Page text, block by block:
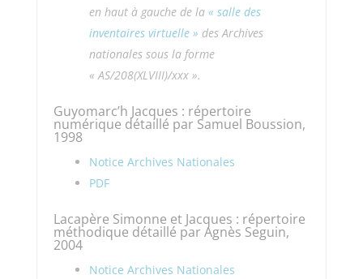
en haut à gauche de la « salle des
inventaires virtuelle » des Archives
nationales sous la forme
« AS/208(XLVIII)/xxx ».
Guyomarc’h Jacques : répertoire
numérique détaillé par Samuel Boussion,
1998
Notice Archives Nationales
PDF
Lacapère Simonne et Jacques : répertoire
méthodique détaillé par Agnès Seguin,
2004
Notice Archives Nationales